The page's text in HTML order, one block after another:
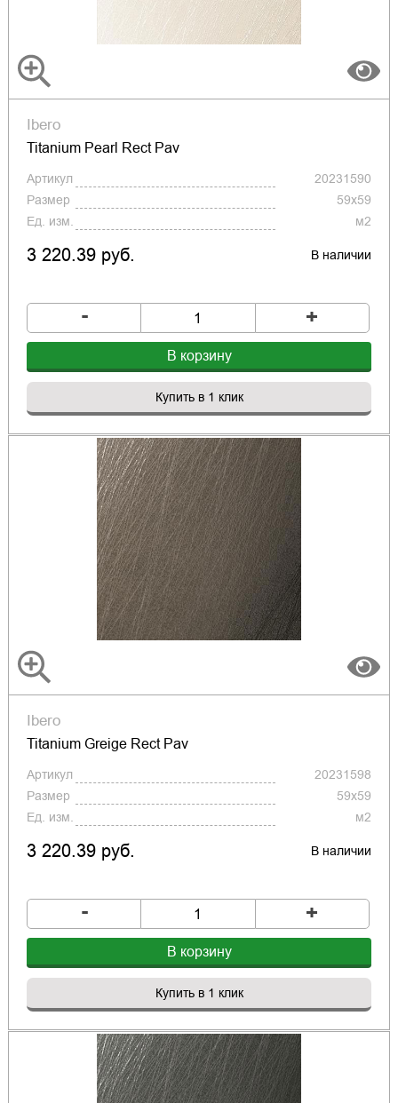
Ibero
Titanium Pearl Rect Pav
Артикул
20231590
Размер
59x59
Ед. изм.
м2
3 220.39 руб. В наличии
- +
В корзину
Купить в 1 клик
Ibero
Titanium Greige Rect Pav
Артикул
20231598
Размер
59x59
Ед. изм.
м2
3 220.39 руб. В наличии
- +
В корзину
Купить в 1 клик